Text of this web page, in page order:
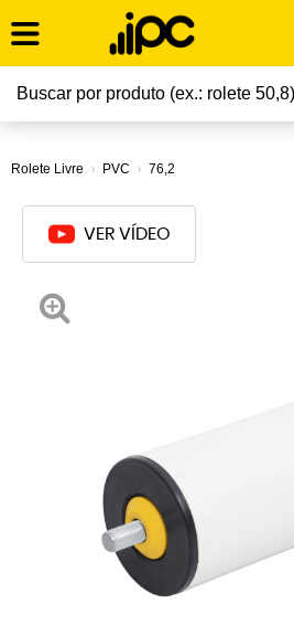
Rolete Livre PVC 76,2
VER VÍDEO